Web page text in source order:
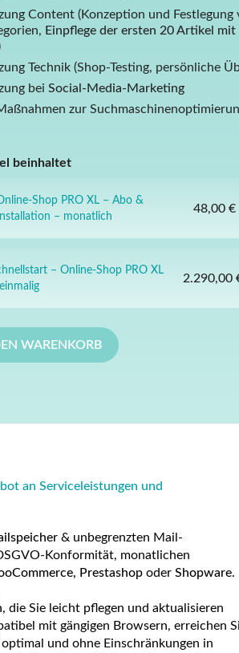
Content (Konzeption und Festlegung
Einpflege der ersten 20 Artikel mit
Technik (Shop-Testing, persönliche
bei Social-Media-Marketing
zur
beinhaltet
Shop PRO XL – Abo &
Installation – monatlich
48,00 €
– Online-Shop PRO XL
2.290,00
WARENKORB
an Serviceleistungen und
& unbegrenzten Mail-
Konformität, monatlichen
Prestashop oder Shopware.
, die Sie leicht pflegen und aktualisieren
mit gängigen Browsern, erreichen
optimal und ohne Einschränkungen in